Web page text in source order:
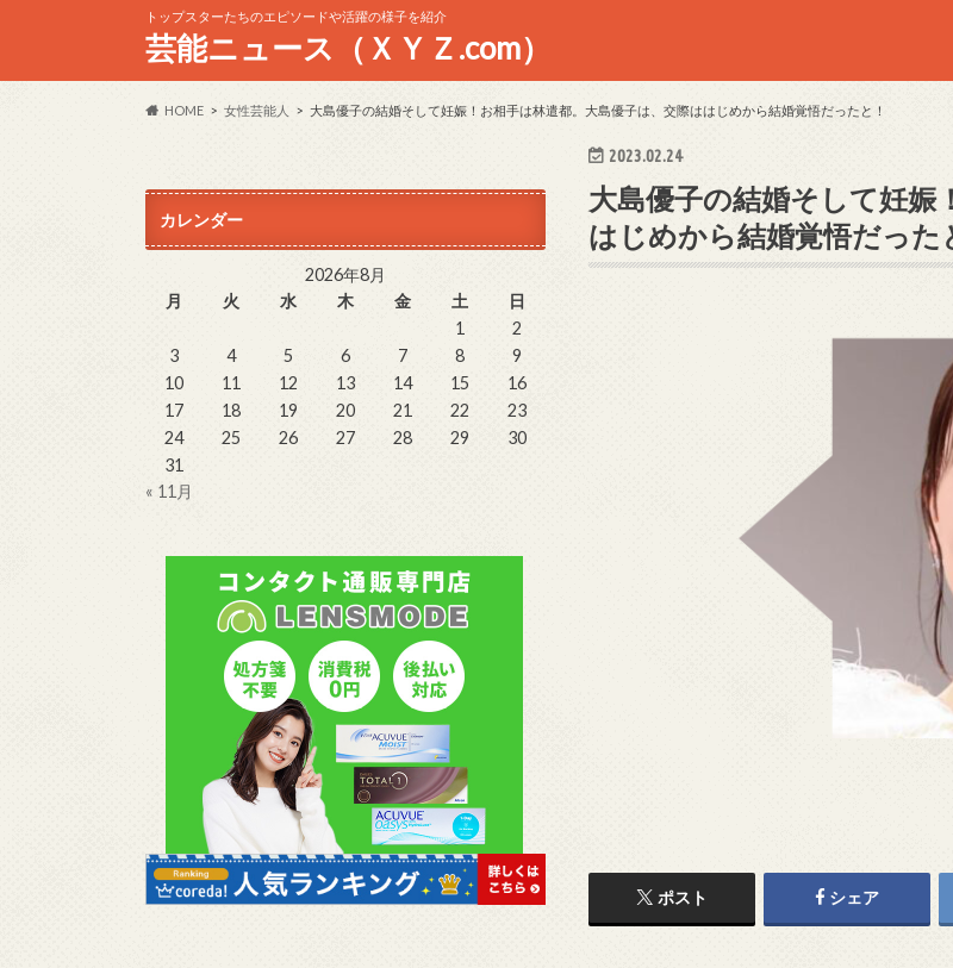
トップスターたちのエピソードや活躍の様子を紹介
芸能ニュース（ＸＹＺ.com）
HOME 女性芸能人 大島優子の結婚そして妊娠！お相手は林遣都。大島優子は、交際ははじめから結婚覚悟だったと！
2023.02.24
大島優子の結婚そして妊娠
はじめから結婚覚悟だった
ポスト シェア
カレンダー
2026年8月
月
火 水 木 金 土
日
1
2
3
4 5 6 7 8
9
10
11 12 13 14 15
16
17
18 19 20 21 22
23
24
25 26 27 28 29
30
31
« 11月